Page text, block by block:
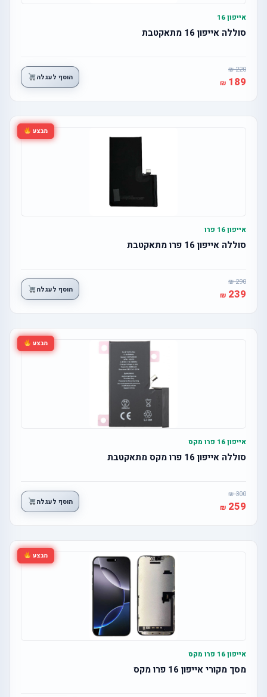
אייפון 16
סוללה אייפון 16 מתאקטבת
220
189 הוסף לעגלה
מבצע
אייפון 16 פרו
סוללה אייפון 16 פרו מתאקטבת
290
239 הוסף לעגלה
מבצע
אייפון 16 פרו מקס
סוללה אייפון 16 פרו מקס מתאקטבת
300
259 הוסף לעגלה
מבצע
אייפון 16 פרו מקס
מסך מקורי אייפון 16 פרו מקס